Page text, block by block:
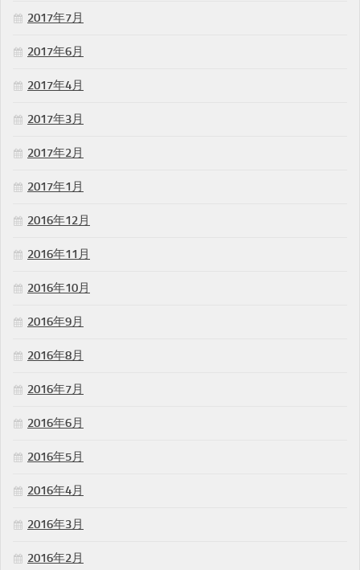
2017年7月
2017年6月
2017年4月
2017年3月
2017年2月
2017年1月
2016年12月
2016年11月
2016年10月
2016年9月
2016年8月
2016年7月
2016年6月
2016年5月
2016年4月
2016年3月
2016年2月